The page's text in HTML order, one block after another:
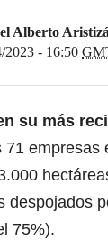
Alberto
2023 - 16:50
su más
71 empresas
despojados
75%).